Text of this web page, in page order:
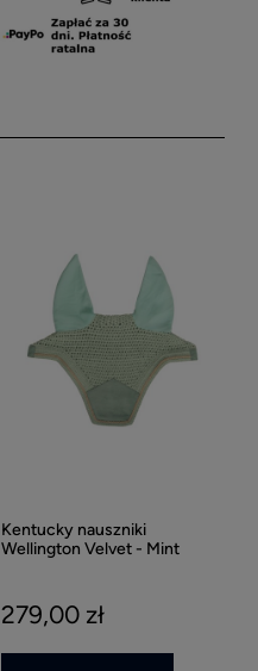
Kentucky nauszniki
Wellington Velvet - Mint
279,00 zł